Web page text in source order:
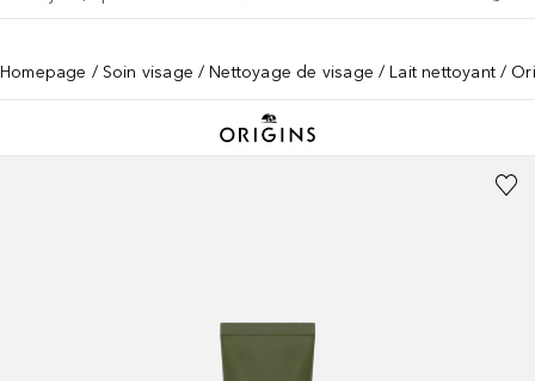
Homepage Soin visage Nettoyage de visage Lait nettoyant